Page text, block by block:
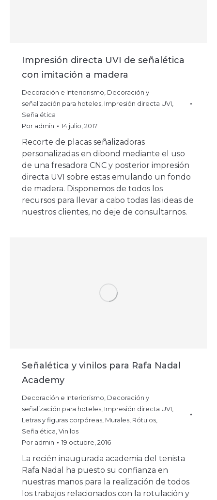
Impresión directa UVI de señalética
con imitación a madera
Decoración e Interiorismo, Decoración y
señalización para hoteles, Impresión directa UVI,
Señalética
Por admin 14 julio, 2017
Recorte de placas señalizadoras
personalizadas en dibond mediante el uso
de una fresadora CNC y posterior impresión
directa UVI sobre estas emulando un fondo
de madera. Disponemos de todos los
recursos para llevar a cabo todas las ideas de
nuestros clientes, no deje de consultarnos.
Señalética y vinilos para Rafa Nadal
Academy
Decoración e Interiorismo, Decoración y
señalización para hoteles, Impresión directa UVI,
Letras y figuras corpóreas, Murales, Rótulos,
Señalética,Vinilos
Por admin 19 octubre, 2016
La recién inaugurada academia del tenista
Rafa Nadal ha puesto su confianza en
nuestras manos para la realización de todos
los trabajos relacionados con la rotulación y